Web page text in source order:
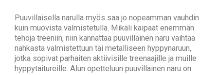
Puuvillaisella narulla myös saa jo nopeamman vauhdin
kuin muovista valmistetulla. Mikäli kaipaat enemmän
tehoja treeniin, niin kannattaa puuvillainen naru vaihtaa
nahkasta valmistettuun tai metalliseen hyppynaruun,
jotka sopivat parhaiten aktiivisille treenaajille ja muille
hyppytaitureille. Alun opetteluun puuvillainen naru on